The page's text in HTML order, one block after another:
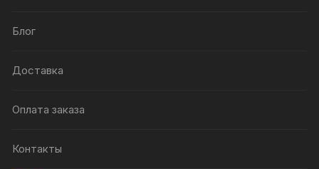
Блог
Доставка
Оплата заказа
Контакты